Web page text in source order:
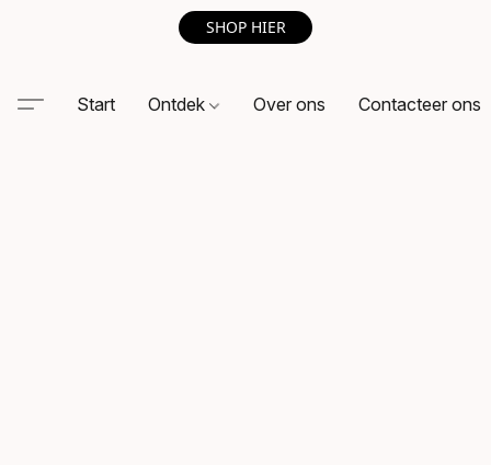
SHOP HIER
Start Ontdek Over ons Contacteer ons